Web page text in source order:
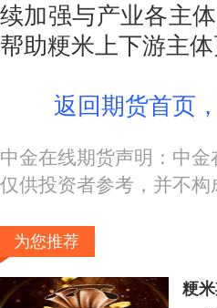
续加强与产业各主
帮助粳米上下游主体
返回期货首页
中金在线期货声明：中
仅供投资者参考，并不
为您推荐
粳